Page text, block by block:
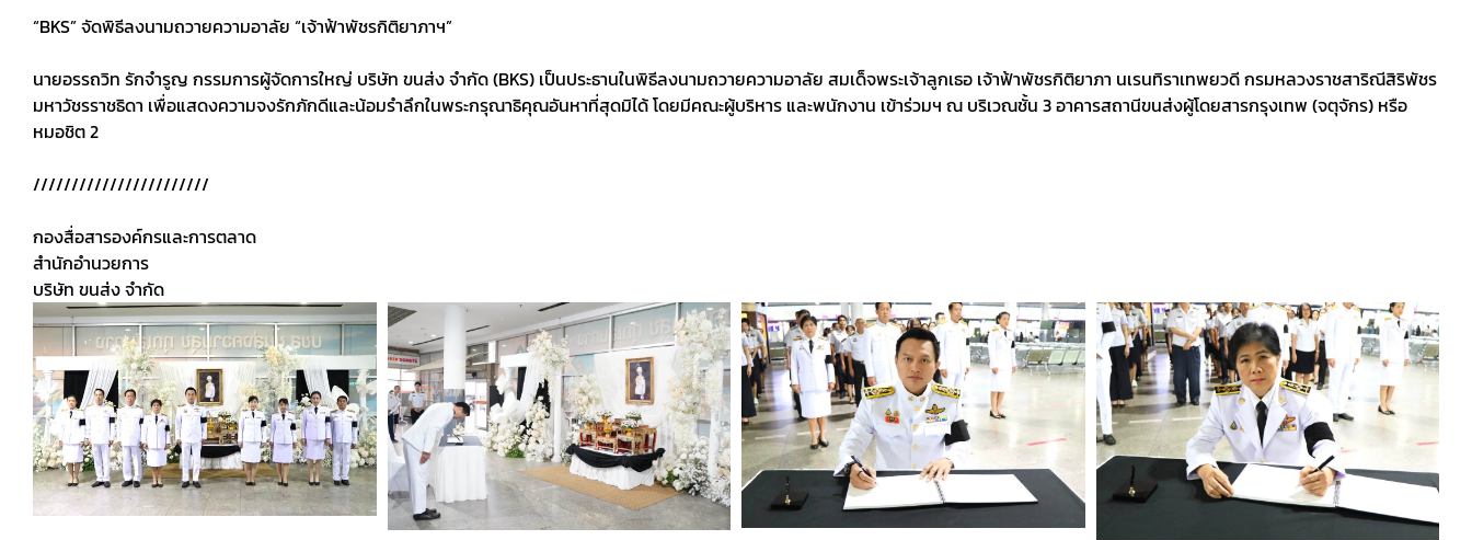
“BKS” จัดพิธีลงนามถวายความอาลัย “เจ้าฟ้าพัชรกิติยาภาฯ”
นายอรรถวิท รักจำรูญ กรรมการผู้จัดการใหญ่ บริษัท ขนส่ง จำกัด (BKS) เป็นประธานในพิธีลงนามถวายความอาลัย สมเด็จพระเจ้าลูกเธอ เจ้าฟ้าพัชรกิติยาภา นเรนทิราเทพยวดี กรมหลวงราชสาริณีสิริพัชร
มหาวัชรราชธิดา เพื่อแสดงความจงรักภักดีและน้อมรำลึกในพระกรุณาธิคุณอันหาที่สุดมิได้ โดยมีคณะผู้บริหาร และพนักงาน เข้าร่วมฯ ณ บริเวณชั้น 3 อาคารสถานีขนส่งผู้โดยสารกรุงเทพ (จตุจักร) หรือ
หมอชิต 2
///////////////////////
กองสื่อสารองค์กรและการตลาด
สำนักอำนวยการ
บริษัท ขนส่ง จำกัด